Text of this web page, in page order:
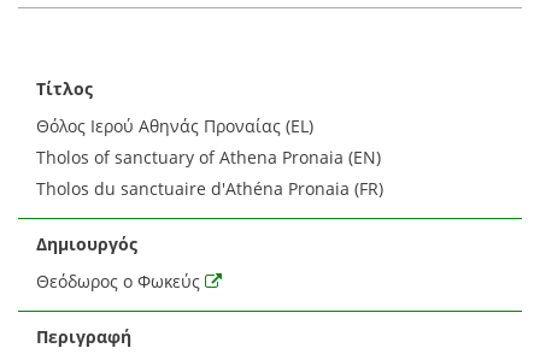
Τίτλος
Θόλος Ιερού Αθηνάς Προναίας (EL)
Tholos of sanctuary of Athena Pronaia (EN)
Tholos du sanctuaire d'Athéna Pronaia (FR)
Δημιουργός
Θεόδωρος ο Φωκεύς
Περιγραφή